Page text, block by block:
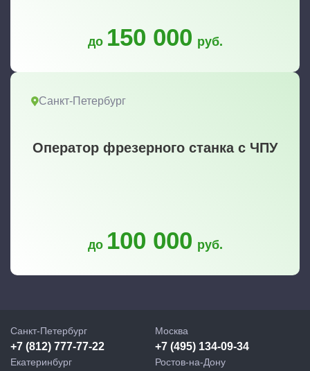
до 150 000 руб.
Санкт-Петербург
Оператор фрезерного станка с ЧПУ
до 100 000 руб.
Санкт-Петербург
+7 (812) 777-77-22
Москва
+7 (495) 134-09-34
Екатеринбург Ростов-на-Дону